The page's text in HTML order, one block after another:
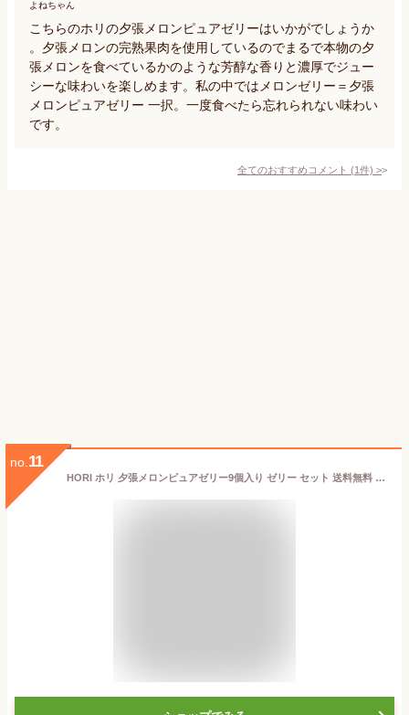
よねちゃん
こちらのホリの夕張メロンピュアゼリーはいかがでしょうか
。夕張メロンの完熟果肉を使用しているのでまるで本物の夕
張メロンを食べているかのような芳醇な香りと濃厚でジュー
シーな味わいを楽しめます。私の中ではメロンゼリー＝夕張
メロンピュアゼリー 一択。一度食べたら忘れられない味わい
です。
全てのおすすめコメント (1件) >
no. 11
HORI ホリ 夕張メロンピュアゼリー9個入り ゼリー セット 送料無料 洋菓子 ギフト 誕生日 内祝 御供 卒業 入学 お祝い 母の日 プレゼント